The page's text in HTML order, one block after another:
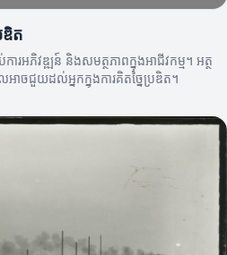
ឌិត
ារអភិវឌ្ឍន៍ និងសមត្ថភាពក្នុងអាជីវកម្ម។ អត្ថ
អាចជួយដល់អ្នកក្នុងការគិតច្នៃប្រឌិត។